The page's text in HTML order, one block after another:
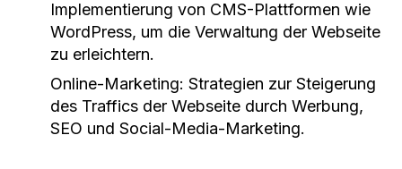
Implementierung von CMS-Plattformen wie
WordPress, um die Verwaltung der Webseite
zu erleichtern.
Online-Marketing: Strategien zur Steigerung
des Traffics der Webseite durch Werbung,
SEO und Social-Media-Marketing.